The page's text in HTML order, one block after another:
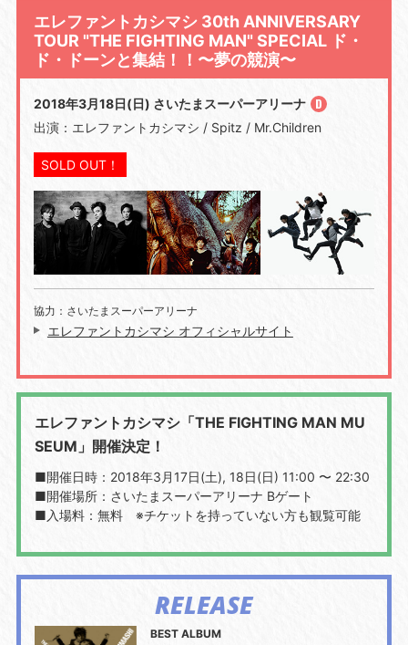
エレファントカシマシ 30th ANNIVERSARY
TOUR "THE FIGHTING MAN" SPECIAL ド・
ド・ドーンと集結！！〜夢の競演〜
2018年3月18日(日) さいたまスーパーアリーナ
出演：エレファントカシマシ / Spitz / Mr.Children
SOLD OUT！
協力：さいたまスーパーアリーナ
エレファントカシマシ オフィシャルサイト
エレファントカシマシ「THE FIGHTING MAN MU
SEUM」開催決定！
■開催日時：2018年3月17日(土), 18日(日) 11:00 〜 22:30
■開催場所：さいたまスーパーアリーナ Bゲート
■入場料：無料 ※チケットを持っていない方も観覧可能
RELEASE
BEST ALBUM